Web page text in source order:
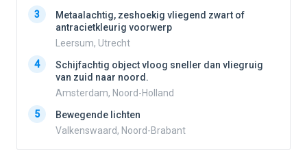
3
Metaalachtig, zeshoekig vliegend zwart of
antracietkleurig voorwerp
Leersum, Utrecht
4
Schijfachtig object vloog sneller dan vliegruig
van zuid naar noord.
Amsterdam, Noord-Holland
5
Bewegende lichten
Valkenswaard, Noord-Brabant